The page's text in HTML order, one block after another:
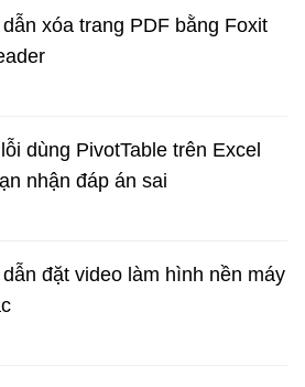
xóa trang PDF bằng Foxit
dùng PivotTable trên Excel
nhận đáp án sai
đặt video làm hình nền máy